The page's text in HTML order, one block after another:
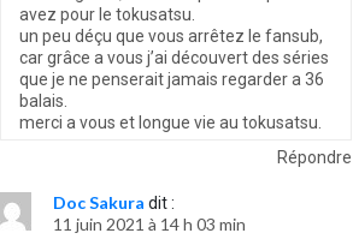
avez pour le tokusatsu.
un peu déçu que vous arrêtez le fansub,
car grâce a vous j’ai découvert des séries
que je ne penserait jamais regarder a 36
balais.
merci a vous et longue vie au tokusatsu.
Répondre
Doc Sakura dit :
11 juin 2021 à 14 h 03 min